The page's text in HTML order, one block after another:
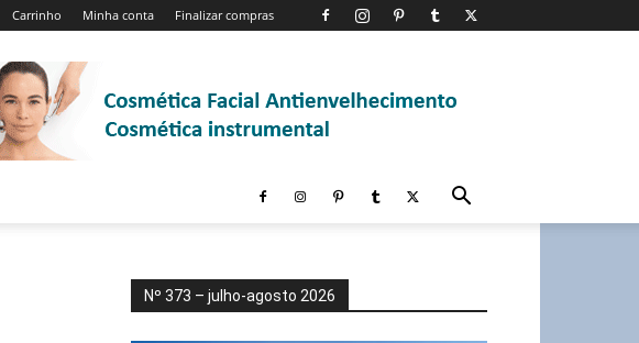
Carrinho Minha conta Finalizar compras
Nº 373 – julho-agosto 2026